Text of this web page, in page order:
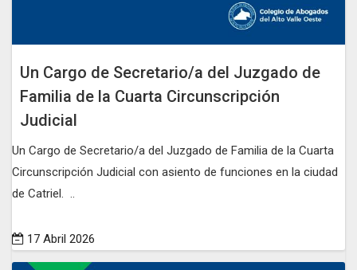
Un Cargo de Secretario/a del Juzgado de
Familia de la Cuarta Circunscripción
Judicial
Un Cargo de Secretario/a del Juzgado de Familia de la Cuarta
Circunscripción Judicial con asiento de funciones en la ciudad
de Catriel. ..
17 Abril 2026